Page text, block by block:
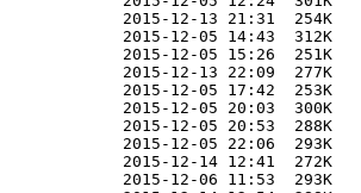
2015-12-13 21:31  254K
2015-12-05 14:43  312K
2015-12-05 15:26  251K
2015-12-13 22:09  277K
2015-12-05 17:42  253K
2015-12-05 20:03  300K
2015-12-05 20:53  288K
2015-12-05 22:06  293K
2015-12-14 12:41  272K
2015-12-06 11:53  293K